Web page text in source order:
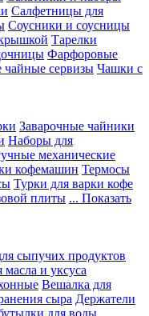
Салфетницы для
Соусники и соусницы
Тарелки
Фарфоровые
сервизы Чашки с
Заварочные чайники
Наборы для
механические
кофемашин Термосы
Турки для варки кофе
плиты ... Показать
сыпучих продуктов
и уксуса
Вешалка для
сыра Держатели
для воды